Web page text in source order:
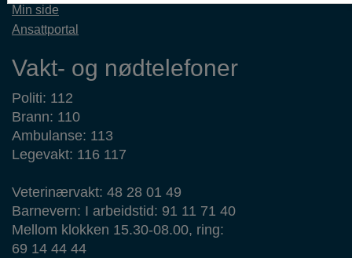
Min side
Ansattportal
Vakt- og nødtelefoner
Politi: 112
Brann: 110
Ambulanse: 113
Legevakt: 116 117
Veterinærvakt: 48 28 01 49
Barnevern: I arbeidstid: 91 11 71 40
Mellom klokken 15.30-08.00, ring:
69 14 44 44